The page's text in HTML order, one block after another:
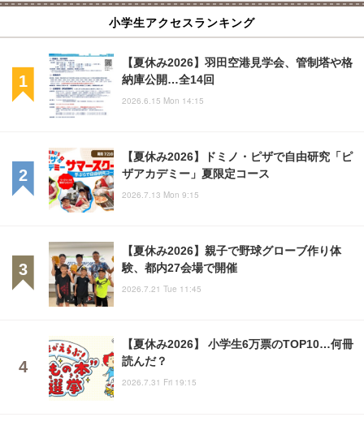
小学生アクセスランキング
【夏休み2026】羽田空港見学会、管制塔や格
納庫公開…全14回
2026.6.15 Mon 14:15
【夏休み2026】ドミノ・ピザで自由研究「ピ
ザアカデミー」夏限定コース
2026.7.13 Mon 9:15
【夏休み2026】親子で野球グローブ作り体
験、都内27会場で開催
2026.7.21 Tue 11:45
【夏休み2026】 小学生6万票のTOP10…何冊
読んだ？
2026.7.31 Fri 19:15